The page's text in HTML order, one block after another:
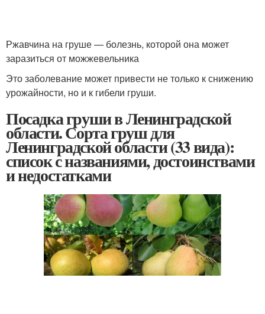
Ржавчина на груше — болезнь, которой она может
заразиться от можжевельника
Это заболевание может привести не только к снижению
урожайности, но и к гибели груши.
Посадка груши в Ленинградской
области. Сорта груш для
Ленинградской области (33 вида):
список с названиями, достоинствами
и недостатками